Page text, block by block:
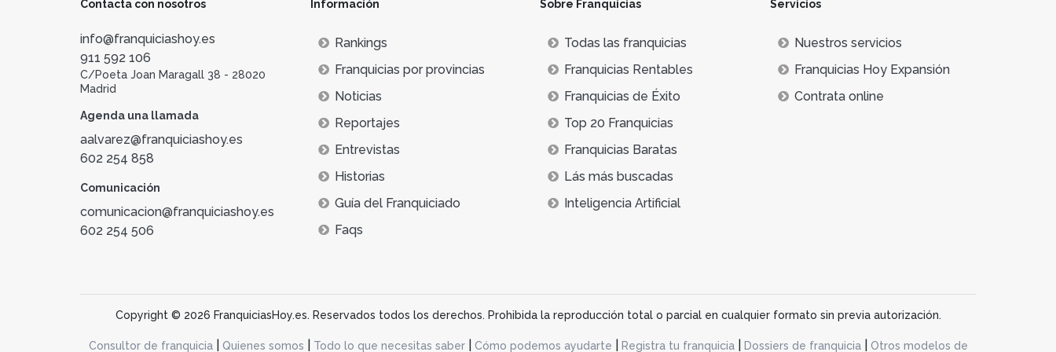
espacios comerciales. Una buena decoración del local atraerá un mayor número de potenciales clientes a la tienda y hará que estos estén más tiempo
Si te han gustado las franquicias de arquitectura e interiorismo, puede que también te interesen las
Contacta con nosotros
info@franquiciashoy.es
911 592 106
C/Poeta Joan Maragall 38 - 28020
Madrid
Agenda una llamada
aalvarez@franquiciashoy.es
602 254 858
Comunicación
comunicacion@franquiciashoy.es
602 254 506
Información
Rankings
Franquicias por provincias
Noticias
Reportajes
Entrevistas
Historias
Guía del Franquiciado
Faqs
Sobre Franquicias
Todas las franquicias
Franquicias Rentables
Franquicias de Éxito
Top 20 Franquicias
Franquicias Baratas
Lás más buscadas
Inteligencia Artificial
Servicios
Nuestros servicios
Franquicias Hoy Expansión
Contrata online
Copyright © 2026 FranquiciasHoy.es. Reservados todos los derechos. Prohibida la reproducción total o parcial en cualquier formato sin previa autorización.
Consultor de franquicia| Quienes somos Todo lo que necesitas saber| Cómo podemos ayudarte Registra tu franquicia| Dossiers de franquicia| Otros modelos de